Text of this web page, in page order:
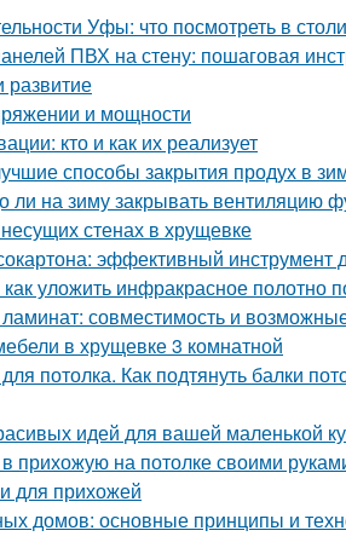
Уфы: что посмотреть в
ПВХ на стену: пошаговая
развитие
и мощности
кто и как их реализует
способы закрытия продух в
ли на зиму закрывать вентиляцию
стенах в хрущевке
эффективный инструмент
уложить инфракрасное полотно
совместимость и
в хрущевке 3 комнатной
потолка. Как подтянуть балки
идей для вашей маленькой
прихожую на потолке своими
для прихожей
домов: основные принципы и